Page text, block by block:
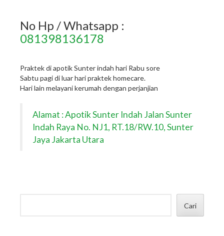
No Hp / Whatsapp :
081398136178
Praktek di apotik Sunter indah hari Rabu sore
Sabtu pagi di luar hari praktek homecare.
Hari lain melayani kerumah dengan perjanjian
Alamat : Apotik Sunter Indah Jalan Sunter
Indah Raya No. NJ1, RT.18/RW.10, Sunter
Jaya Jakarta Utara
Cari